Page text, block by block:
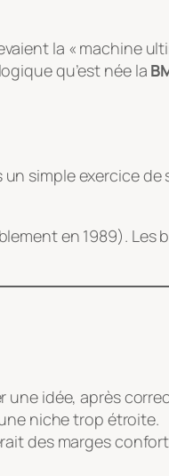
la « machine
qu’est née la
simple exercice
en 1989). Les
une idée, après
niche trop étroite.
des marges